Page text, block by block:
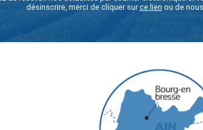
désinscrire, merci de cliquer surce lien ou de